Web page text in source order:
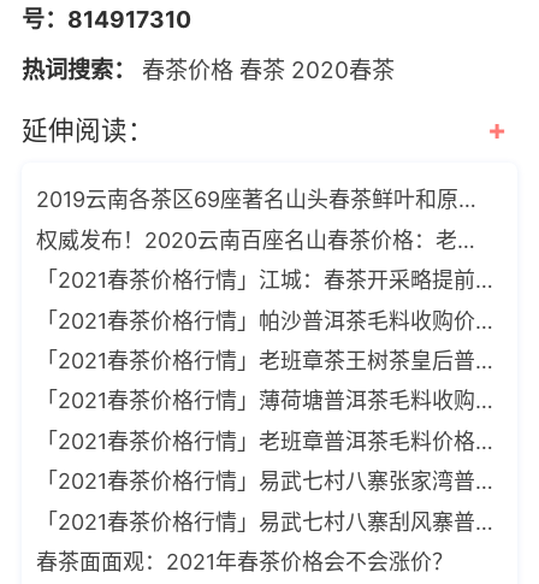
号：814917310
热词搜索：
春茶价格 春茶 2020春茶
延伸阅读： +
2019云南各茶区69座著名山头春茶鲜叶和原料采购价格参考
权威发布！2020云南百座名山春茶价格：老班章1.2万，冰岛3.6万
「2021春茶价格行情」江城：春茶开采略提前，价格有望高于去年
「2021春茶价格行情」帕沙普洱茶毛料收购价格历年盘点
「2021春茶价格行情」老班章茶王树茶皇后普洱茶毛料价格盘点
「2021春茶价格行情」薄荷塘普洱茶毛料收购价格盘点
「2021春茶价格行情」老班章普洱茶毛料价格盘点
「2021春茶价格行情」易武七村八寨张家湾普洱茶毛料收购价格盘点
「2021春茶价格行情」易武七村八寨刮风寨普洱茶毛料收购价格盘点
春茶面面观：2021年春茶价格会不会涨价？